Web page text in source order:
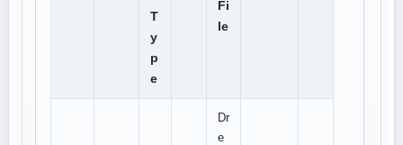
T
y
p
e
Fi
le
Dr
e